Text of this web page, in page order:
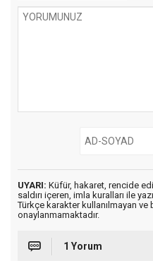
UYARI: Küfür, hakaret, rencide
saldırı içeren, imla kuralları ile
Türkçe karakter kullanılmayan ve
onaylanmamaktadır.
1 Yorum